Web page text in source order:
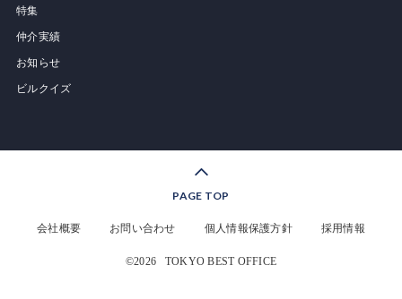
特集
仲介実績
お知らせ
ビルクイズ
PAGE TOP
会社概要 お問い合わせ 個人情報保護方針 採用情報
©2026 TOKYO BEST OFFICE